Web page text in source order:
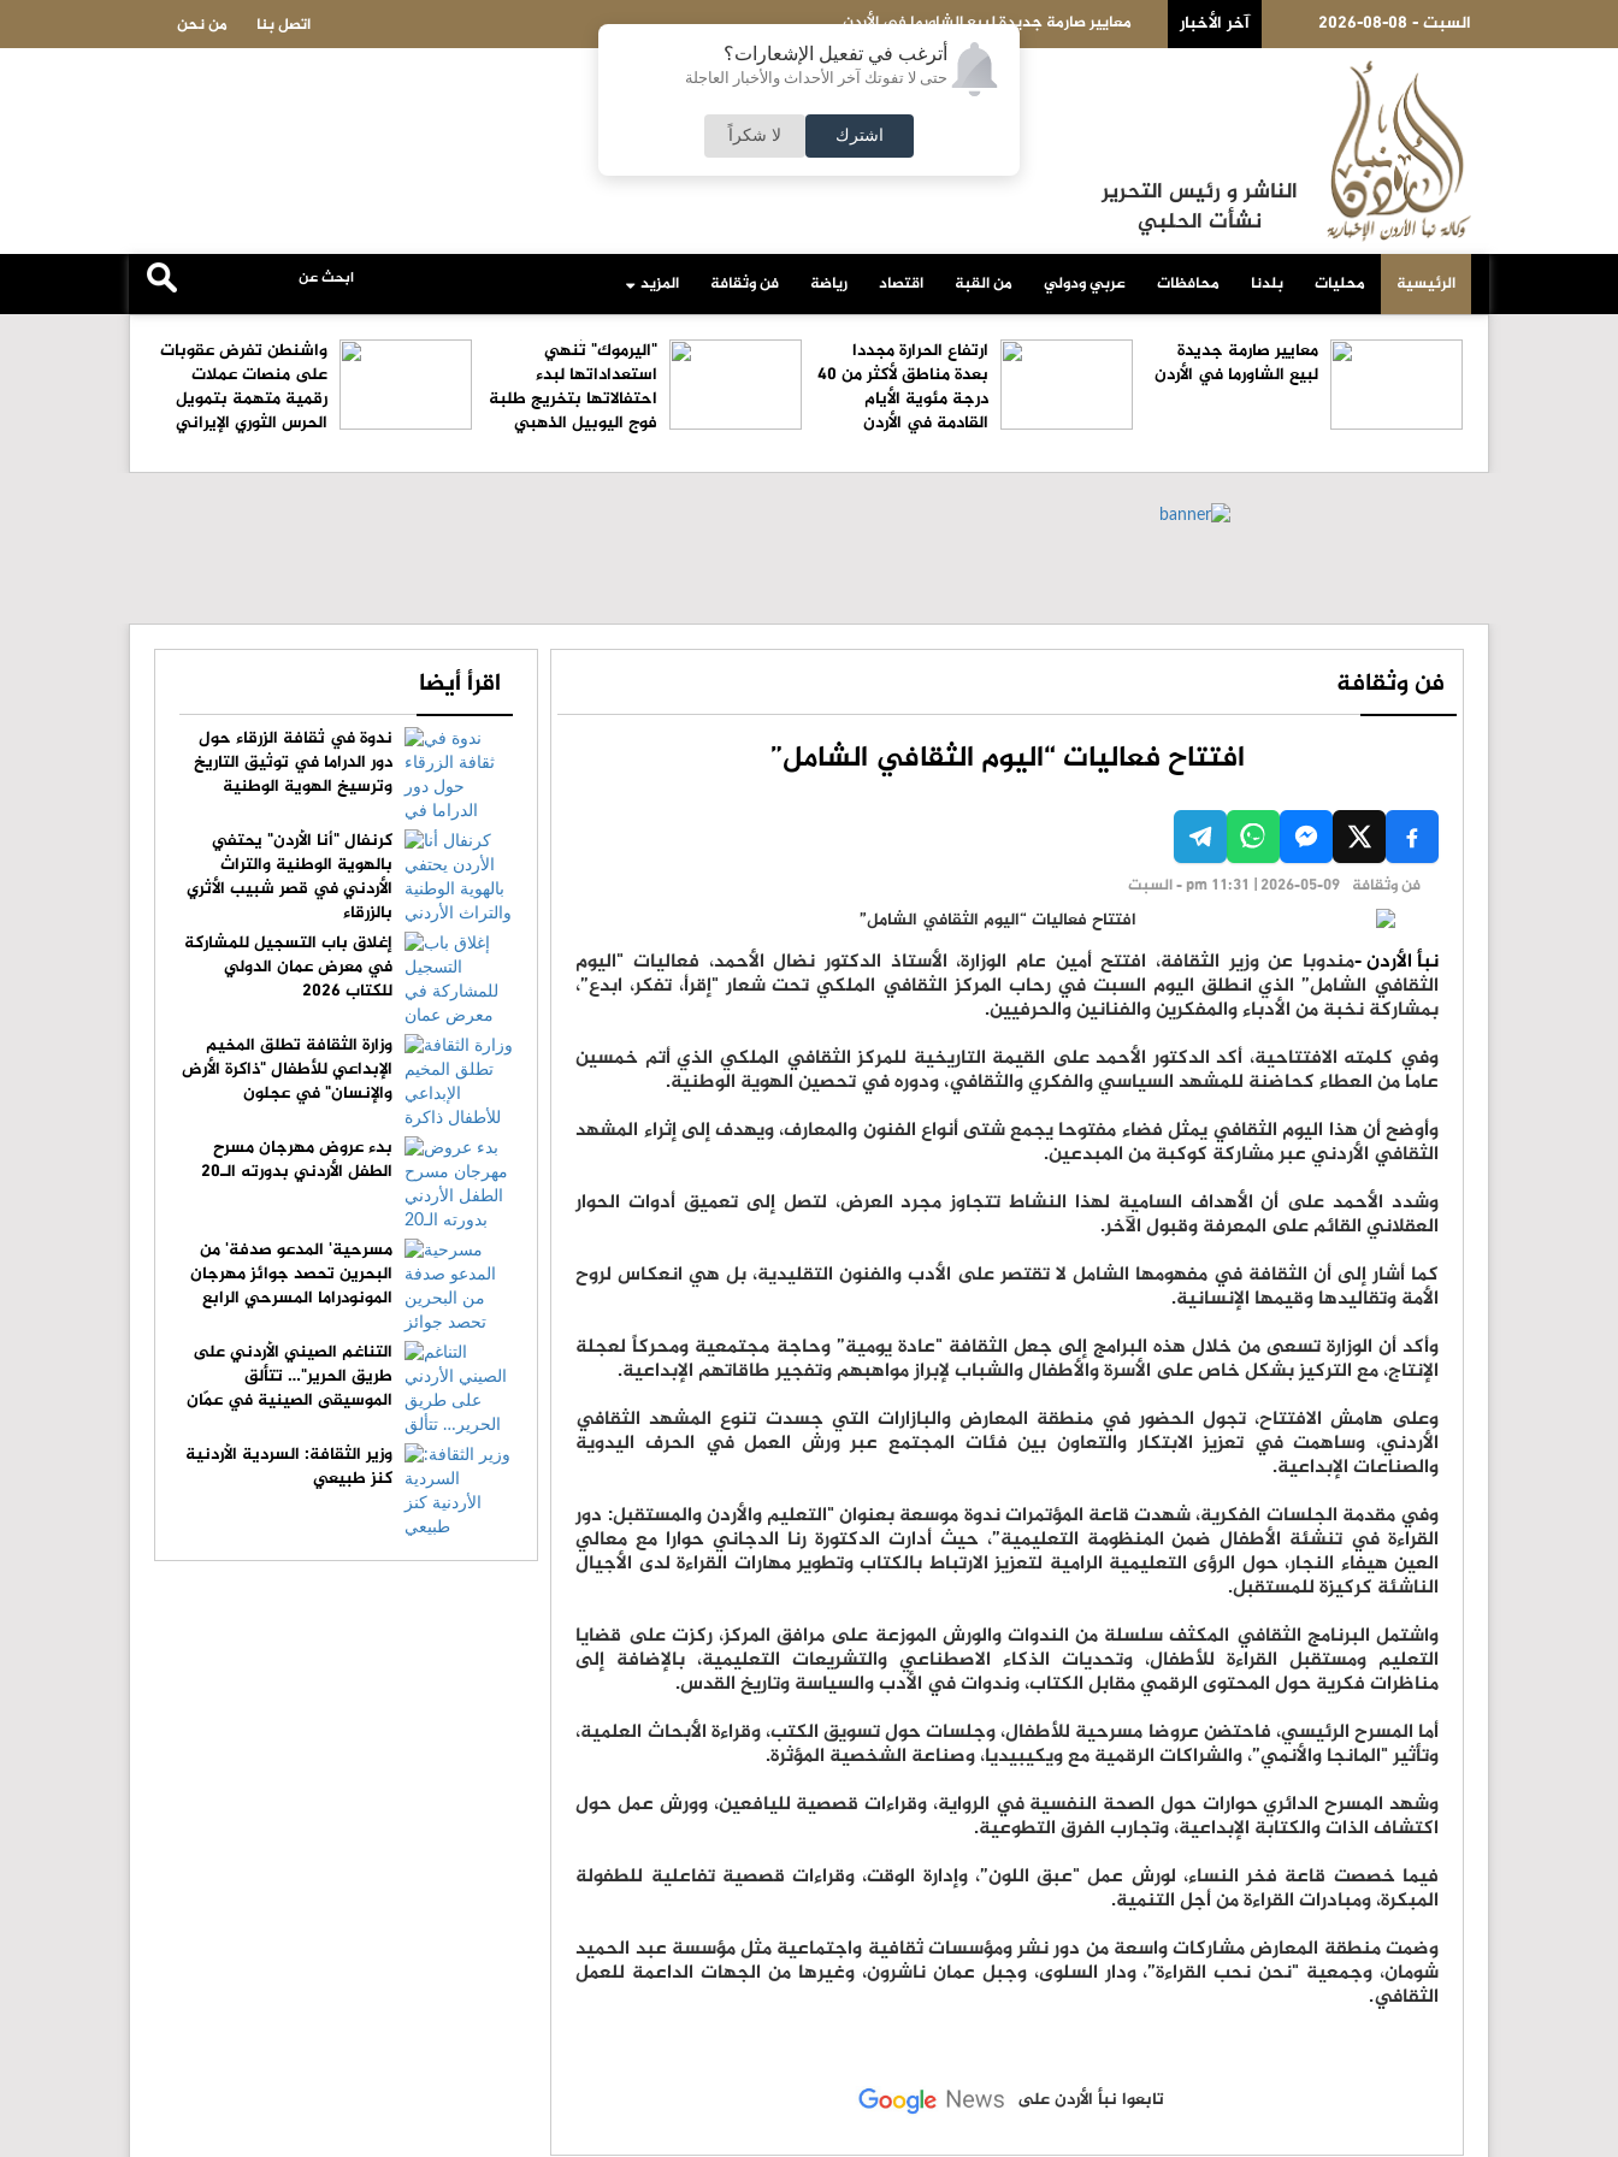
أترغب في تفعيل الإشعارات؟
حتى لا تفوتك آخر الأحداث والأخبار العاجلة
اشترك لا شكراً
2026-08-08 - السبت آخر الأخبارمعايير صارمة جديدة لبيع الشاورما في الأردن 'جمارك الكويت': إحباط تهريب 4,255 حبة 'كبتاغون' مع مسافر قادم من سورية عاجل-مسؤول أميركي: تقدممن نحن اتصل بنا
الناشر و رئيس التحرير
نشأت الحلبي
الرئيسية محليات بلدنا محافظات عربي ودولي من القبة اقتصاد رياضة فن وثقافة المزيد
معايير صارمة جديدة
لبيع الشاورما في الأردن
ارتفاع الحرارة مجددا
بعدة مناطق لأكثر من 40
درجة مئوية الأيام
القادمة في الأردن
"اليرموك" تُنهي
استعداداتها لبدء
احتفالاتها بتخريج طلبة
فوج اليوبيل الذهبي
واشنطن تفرض عقوبات
على منصات عملات
رقمية متهمة بتمويل
الحرس الثوري الإيراني
فن وثقافة
افتتاح فعاليات “اليوم الثقافي الشامل”
فن وثقافة pm 11:31 | 2026-05-09 - السبت
نبأ الأردن -مندوبا عن وزير الثقافة، افتتح أمين عام الوزارة، الأستاذ الدكتور نضال الأحمد، فعاليات "اليوم
الثقافي الشامل” الذي انطلق اليوم السبت في رحاب المركز الثقافي الملكي تحت شعار "إقرأ، تفكر، ابدع”،
بمشاركة نخبة من الأدباء والمفكرين والفنانين والحرفيين.
وفي كلمته الافتتاحية، أكد الدكتور الأحمد على القيمة التاريخية للمركز الثقافي الملكي الذي أتم خمسين
عاما من العطاء كحاضنة للمشهد السياسي والفكري والثقافي، ودوره في تحصين الهوية الوطنية.
وأوضح أن هذا اليوم الثقافي يمثل فضاء مفتوحا يجمع شتى أنواع الفنون والمعارف، ويهدف إلى إثراء المشهد
الثقافي الأردني عبر مشاركة كوكبة من المبدعين.
وشدد الأحمد على أن الأهداف السامية لهذا النشاط تتجاوز مجرد العرض، لتصل إلى تعميق أدوات الحوار
العقلاني القائم على المعرفة وقبول الآخر.
كما أشار إلى أن الثقافة في مفهومها الشامل لا تقتصر على الأدب والفنون التقليدية، بل هي انعكاس لروح
الأمة وتقاليدها وقيمها الإنسانية.
وأكد أن الوزارة تسعى من خلال هذه البرامج إلى جعل الثقافة "عادة يومية” وحاجة مجتمعية ومحركاً لعجلة
الإنتاج، مع التركيز بشكل خاص على الأسرة والأطفال والشباب لإبراز مواهبهم وتفجير طاقاتهم الإبداعية.
وعلى هامش الافتتاح، تجول الحضور في منطقة المعارض والبازارات التي جسدت تنوع المشهد الثقافي
الأردني، وساهمت في تعزيز الابتكار والتعاون بين فئات المجتمع عبر ورش العمل في الحرف اليدوية
والصناعات الإبداعية.
وفي مقدمة الجلسات الفكرية، شهدت قاعة المؤتمرات ندوة موسعة بعنوان "التعليم والأردن والمستقبل: دور
القراءة في تنشئة الأطفال ضمن المنظومة التعليمية”، حيث أدارت الدكتورة رنا الدجاني حوارا مع معالي
العين هيفاء النجار، حول الرؤى التعليمية الرامية لتعزيز الارتباط بالكتاب وتطوير مهارات القراءة لدى الأجيال
الناشئة كركيزة للمستقبل.
واشتمل البرنامج الثقافي المكثف سلسلة من الندوات والورش الموزعة على مرافق المركز، ركزت على قضايا
التعليم ومستقبل القراءة للأطفال، وتحديات الذكاء الاصطناعي والتشريعات التعليمية، بالإضافة إلى
مناظرات فكرية حول المحتوى الرقمي مقابل الكتاب، وندوات في الأدب والسياسة وتاريخ القدس.
أما المسرح الرئيسي، فاحتضن عروضا مسرحية للأطفال، وجلسات حول تسويق الكتب، وقراءة الأبحاث العلمية،
وتأثير "المانجا والأنمي”، والشراكات الرقمية مع ويكيبيديا، وصناعة الشخصية المؤثرة.
وشهد المسرح الدائري حوارات حول الصحة النفسية في الرواية، وقراءات قصصية لليافعين، وورش عمل حول
اكتشاف الذات والكتابة الإبداعية، وتجارب الفرق التطوعية.
فيما خصصت قاعة فخر النساء، لورش عمل "عبق اللون”، وإدارة الوقت، وقراءات قصصية تفاعلية للطفولة
المبكرة، ومبادرات القراءة من أجل التنمية.
وضمت منطقة المعارض مشاركات واسعة من دور نشر ومؤسسات ثقافية واجتماعية مثل مؤسسة عبد الحميد
شومان، وجمعية "نحن نحب القراءة”، ودار السلوى، وجبل عمان ناشرون، وغيرها من الجهات الداعمة للعمل
الثقافي.
تابعوا نبأ الأردن على
اقرأ أيضا
ندوة في ثقافة الزرقاء حول
دور الدراما في توثيق التاريخ
وترسيخ الهوية الوطنية
كرنفال "أنا الأردن" يحتفي
بالهوية الوطنية والتراث
الأردني في قصر شبيب الأثري
بالزرقاء
إغلاق باب التسجيل للمشاركة
في معرض عمان الدولي
للكتاب 2026
وزارة الثقافة تطلق المخيم
الإبداعي للأطفال "ذاكرة الأرض
والإنسان" في عجلون
بدء عروض مهرجان مسرح
الطفل الأردني بدورته الـ20
مسرحية' المدعو صدفة' من
البحرين تحصد جوائز مهرجان
المونودراما المسرحي الرابع
التناغم الصيني الأردني على
طريق الحرير"… تتألق
الموسيقى الصينية في عمّان
وزير الثقافة: السردية الأردنية
كنز طبيعي